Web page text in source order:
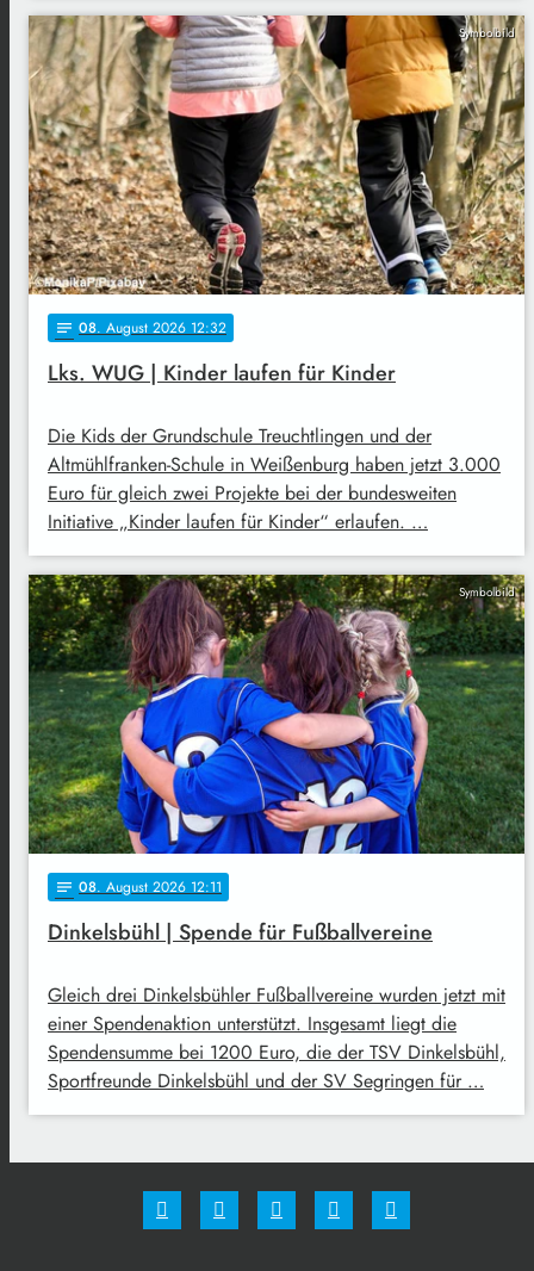
Symbolbild
notes 08. August 2026 12:32
Lks. WUG | Kinder laufen für Kinder
Die Kids der Grundschule Treuchtlingen und der
Altmühlfranken-Schule in Weißenburg haben jetzt 3.000
Euro für gleich zwei Projekte bei der bundesweiten
Initiative „Kinder laufen für Kinder“ erlaufen. …
Symbolbild
notes 08. August 2026 12:11
Dinkelsbühl | Spende für Fußballvereine
Gleich drei Dinkelsbühler Fußballvereine wurden jetzt mit
einer Spendenaktion unterstützt. Insgesamt liegt die
Spendensumme bei 1200 Euro, die der TSV Dinkelsbühl,
Sportfreunde Dinkelsbühl und der SV Segringen für …